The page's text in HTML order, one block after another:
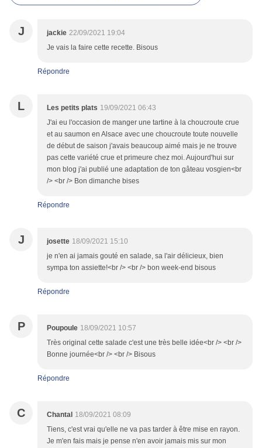
J jackie 22/09/2021 19:04
Je vais la faire cette recette. Bisous
Répondre
L Les petits plats 19/09/2021 06:43
J'ai eu l'occasion de manger une tartine à la choucroute crue
et au saumon en Alsace avec une choucroute toute nouvelle
de début de saison j'avais beaucoup aimé mais je ne trouve
pas cette variété crue et primeure chez moi. Aujourd'hui sur
mon blog j'ai publié une adaptation de ton gâteau vosgien<br
/> <br /> Bon dimanche bises
Répondre
J josette 18/09/2021 15:10
je n'en ai jamais gouté en salade, sa l'air délicieux, bien
sympa ton assiette!<br /> <br /> bon week-end bisous
Répondre
P Poupoule 18/09/2021 10:57
Très original cette salade c'est une très belle idée<br /> <br />
Bonne journée<br /> <br /> Bisous
Répondre
C Chantal 18/09/2021 08:09
Tiens, c'est vrai qu'elle ne va pas tarder à être mise en rayon.
Je m'en fais mais je pense n'en avoir jamais mis sur mon